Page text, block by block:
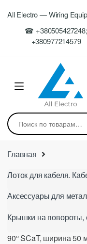
navigation
All Electro — Wiring
☎ +380505427248;
+380977214579
Искать:
Главная
Лоток для кабеля.
Аксессуары для
Крышки на повороты,
90° SCaT, ширина 50